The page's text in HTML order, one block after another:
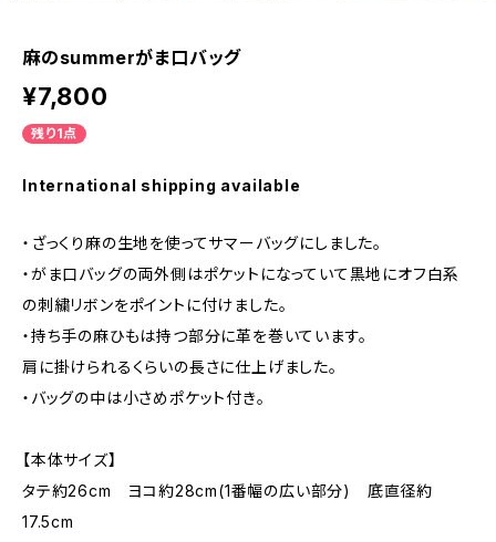
麻のsummerがま口バッグ
¥7,800
残り1点
International shipping available
・ざっくり麻の生地を使ってサマーバッグにしました。
・がま口バッグの両外側はポケットになっていて黒地にオフ白系
の刺繍リボンをポイントに付けました。
・持ち手の麻ひもは持つ部分に革を巻いています。
肩に掛けられるくらいの長さに仕上げました。
・バッグの中は小さめポケット付き。
【本体サイズ】
タテ約26cm ヨコ約28cm(1番幅の広い部分) 底直径約
17.5cm